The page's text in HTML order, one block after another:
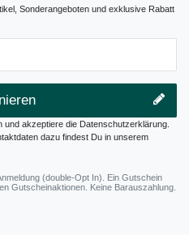
Sonderangeboten und exklusive Rabatt
akzeptiere die Datenschutzerklärung.
dazu findest Du in unserem
(double-Opt In). Ein Gutschein
Gutscheinaktionen. Keine Barauszahlung.